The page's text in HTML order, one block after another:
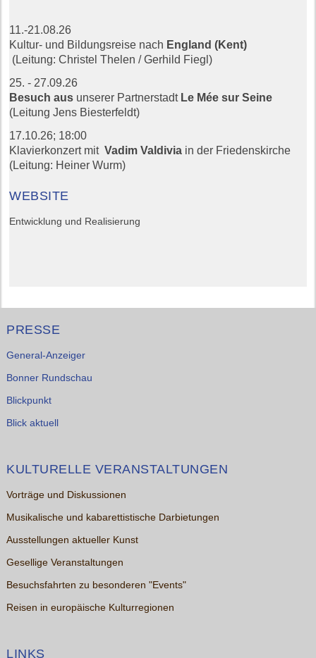
11.-21.08.26
Kultur- und Bildungsreise nach England (Kent)
(Leitung: Christel Thelen / Gerhild Fiegl)
25. - 27.09.26
Besuch aus unserer Partnerstadt Le Mée sur Seine
(Leitung Jens Biesterfeldt)
17.10.26; 18:00
Klavierkonzert mitVadim Valdivia in der Friedenskirche
(Leitung: Heiner Wurm)
WEBSITE
Entwicklung und Realisierung
PRESSE
General-Anzeiger
Bonner Rundschau
Blickpunkt
Blick aktuell
KULTURELLE VERANSTALTUNGEN
Vorträge und Diskussionen
Musikalische und kabarettistische Darbietungen
Ausstellungen aktueller Kunst
Gesellige Veranstaltungen
Besuchsfahrten zu besonderen "Events"
Reisen in europäische Kulturregionen
LINKS